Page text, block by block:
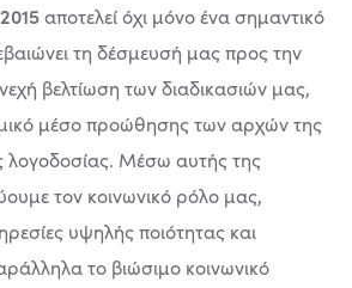
αποτελεί όχι μόνο ένα σημαντικό
τη δέσμευσή μας προς την
βελτίωση των διαδικασιών μας,
μέσο προώθησης των αρχών της
λογοδοσίας. Μέσω αυτής της
τον κοινωνικό ρόλο μας,
υψηλής ποιότητας και
το βιώσιμο κοινωνικό